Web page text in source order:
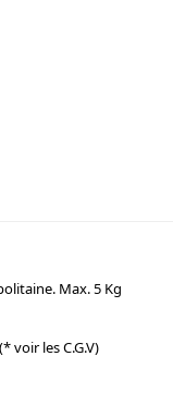
Max. 5 Kg
voir les C.G.V)